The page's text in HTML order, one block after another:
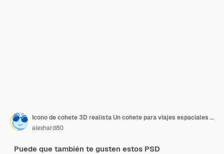
Icono de cohete 3D realista Un cohete para viajes espaciales está volando Objeto aislado en fondo blanco
alexhard80
Puede que también te gusten estos PSD